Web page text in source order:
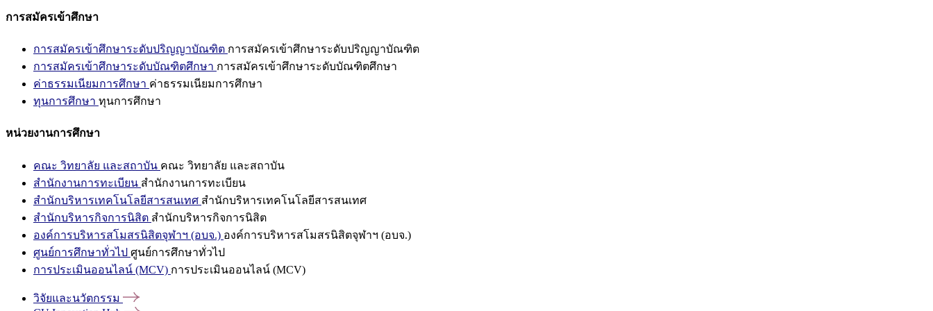
การสมัครเข้าศึกษา
การสมัครเข้าศึกษาระดับปริญญาบัณฑิต การสมัครเข้าศึกษาระดับปริญญาบัณฑิต
การสมัครเข้าศึกษาระดับบัณฑิตศึกษา การสมัครเข้าศึกษาระดับบัณฑิตศึกษา
ค่าธรรมเนียมการศึกษา ค่าธรรมเนียมการศึกษา
ทุนการศึกษา ทุนการศึกษา
หน่วยงานการศึกษา
คณะ วิทยาลัย และสถาบัน คณะ วิทยาลัย และสถาบัน
สำนักงานการทะเบียน สำนักงานการทะเบียน
สำนักบริหารเทคโนโลยีสารสนเทศ สำนักบริหารเทคโนโลยีสารสนเทศ
สำนักบริหารกิจการนิสิต สำนักบริหารกิจการนิสิต
องค์การบริหารสโมสรนิสิตจุฬาฯ (อบจ.) องค์การบริหารสโมสรนิสิตจุฬาฯ (อบจ.)
ศูนย์การศึกษาทั่วไป ศูนย์การศึกษาทั่วไป
การประเมินออนไลน์ (MCV) การประเมินออนไลน์ (MCV)
วิจัยและนวัตกรรม